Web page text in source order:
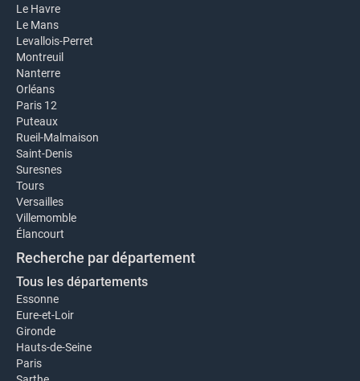
Le Havre
Le Mans
Levallois-Perret
Montreuil
Nanterre
Orléans
Paris 12
Puteaux
Rueil-Malmaison
Saint-Denis
Suresnes
Tours
Versailles
Villemomble
Élancourt
Recherche par département
Tous les départements
Essonne
Eure-et-Loir
Gironde
Hauts-de-Seine
Paris